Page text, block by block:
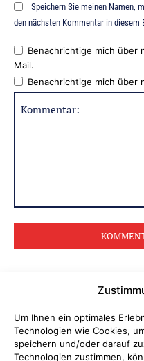
Um Ihnen ein optimales
Technologien wie Cookies,
speichern und/oder darauf
Technologien zustimmen,
Speichern Sie meinen Namen,
den nächsten Kommentar in diesem
Benachrichtige mich über
Mail.
Benachrichtige mich über
Pedelec mit